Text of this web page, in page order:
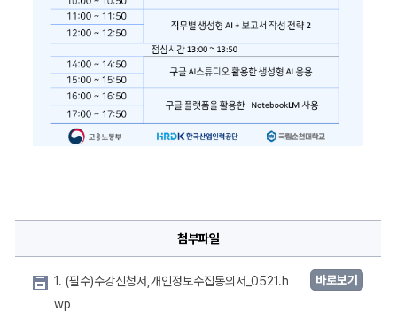
첨부파일
1. (필수)수강신청서,개인정보수집동의서_0521.h
wp
바로보기